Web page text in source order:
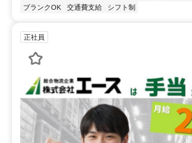
ブランクOK
交通費支給 シフト制
正社員